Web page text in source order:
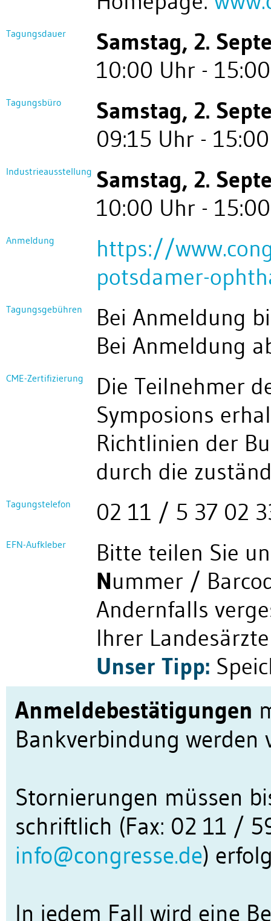
Tagungsdauer
Samstag, 2.
10:00 Uhr -
Tagungsbüro
Samstag, 2.
09:15 Uhr -
Industrieausstellung Samstag, 2.
10:00 Uhr -
Anmeldung
https://
potsdamer-
Tagungsgebühren
Bei Anmeldung
Bei Anmeldung
CME-Zertifizierung
Die Teilnehmer
Symposions
Richtlinien der
durch die
Tagungstelefon 02 11 / 5 37 02
EFN-Aufkleber
Bitte teilen Sie
Nummer /
Andernfalls
Ihrer
Unser Tipp:
Anmeldebestätigungen
Bankverbindung werden
Stornierungen müssen
schriftlich (Fax: 02 11 /
info@congresse.de)
In jedem Fall wird eine